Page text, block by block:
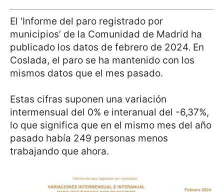
El ‘Informe del paro registrado por
municipios’ de la Comunidad de Madrid ha
publicado los datos de febrero de 2024. En
Coslada, el paro se ha mantenido con los
mismos datos que el mes pasado.
Estas cifras suponen una variación
intermensual del 0% e interanual del -6,37%,
lo que significa que en el mismo mes del año
pasado había 249 personas menos
trabajando que ahora.